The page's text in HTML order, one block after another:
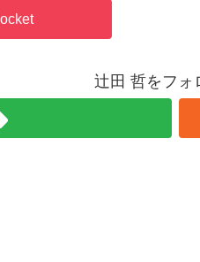
辻田 哲をフォ